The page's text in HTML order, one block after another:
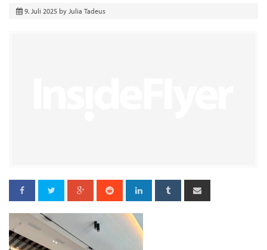
9. Juli 2025 by Julia Tadeus